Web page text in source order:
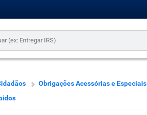
Obrigações Acessórias e Especiais